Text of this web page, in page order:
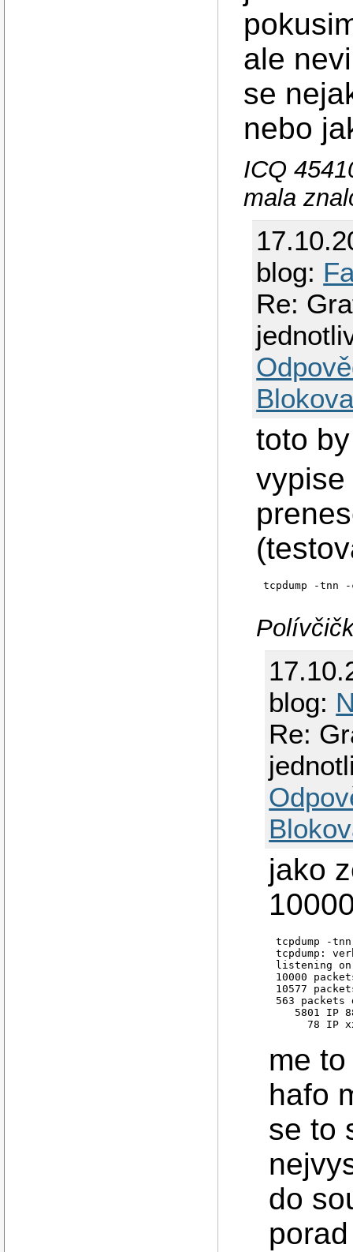
ale
se
nebo
ICQ
mala
blog:
Re:
toto
vypise
tcpdump -
blog:
Re:
jako
tcpdump -
tcpdump:
listening on
10000
10577
563 packets
5801 IP
78 IP
me
hafo
se to
do